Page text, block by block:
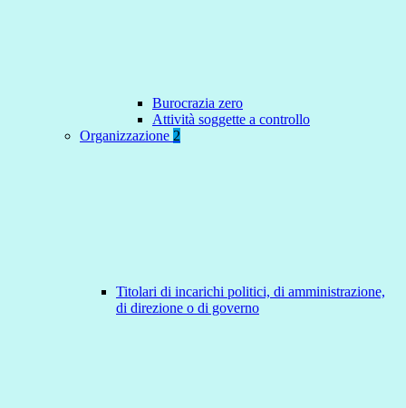
Burocrazia zero
Attività soggette a controllo
Organizzazione 2
Titolari di incarichi politici, di amministrazione,
di direzione o di governo